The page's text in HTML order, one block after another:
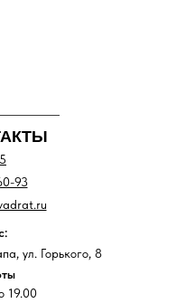
93
ул. Горького, 8
19.00